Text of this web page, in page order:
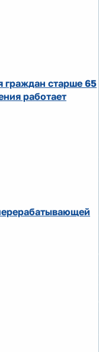
старше 65
работает